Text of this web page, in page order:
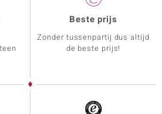
Beste prijs
Zonder tussenpartij dus altijd
de beste prijs!